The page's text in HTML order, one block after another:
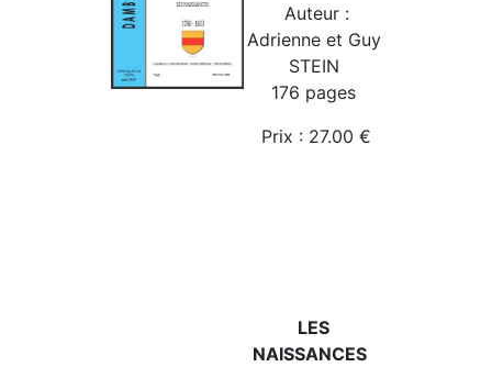
Auteur :
Adrienne et Guy
STEIN
176 pages
Prix : 27.00 €
LES
NAISSANCES